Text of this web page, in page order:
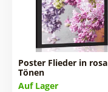
Poster Flieder in rosa
Tönen
Auf Lager